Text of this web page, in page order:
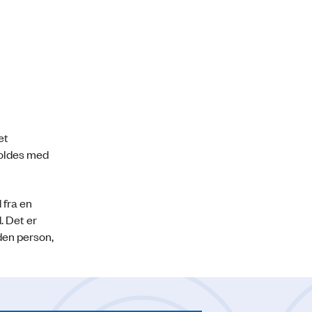
med
fra en
Det er
person,